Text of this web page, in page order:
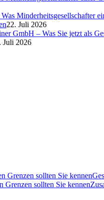
22. Juli 2026
Juli 2026